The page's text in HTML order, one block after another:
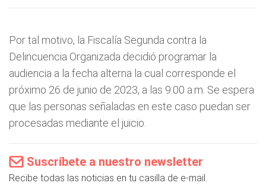
Por tal motivo, la Fiscalía Segunda contra la
Delincuencia Organizada decidió programar la
audiencia a la fecha alterna la cual corresponde el
próximo 26 de junio de 2023, a las 9:00 a.m. Se espera
que las personas señaladas en este caso puedan ser
procesadas mediante el juicio.
Suscríbete a nuestro newsletter
Recibe todas las noticias en tu casilla de e-mail.